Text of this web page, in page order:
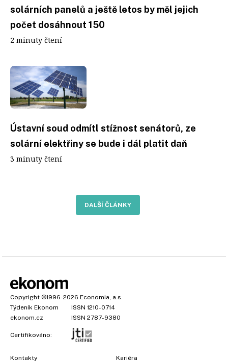
solárních panelů a ještě letos by měl jejich
počet dosáhnout 150
2 minuty čtení
Ústavní soud odmítl stížnost senátorů, ze
solární elektřiny se bude i dál platit daň
3 minuty čtení
DALŠÍ ČLÁNKY
Copyright ©1996-2026 Economia, a.s.
Týdeník Ekonom
ISSN 1210-0714
ekonom.cz
ISSN 2787-9380
Certifikováno:
Kontakty Kariéra